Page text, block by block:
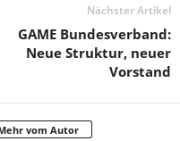
Nächster Artikel
GAME Bundesverband:
Neue Struktur, neuer
Vorstand
vom Autor